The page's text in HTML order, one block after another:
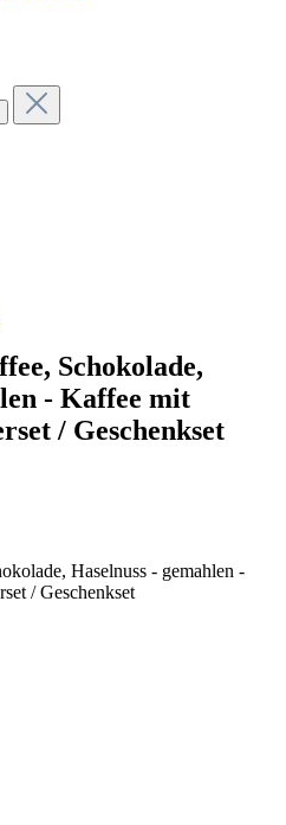
Schokolade,
- Kaffee mit
/ Geschenkset